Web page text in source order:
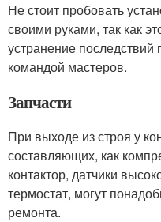
Не стоит пробовать
своими руками, так как
устранение
командой мастеров.
Запчасти
При выходе из строя у
составляющих, как
контактор, датчики
термостат, могут
ремонта.